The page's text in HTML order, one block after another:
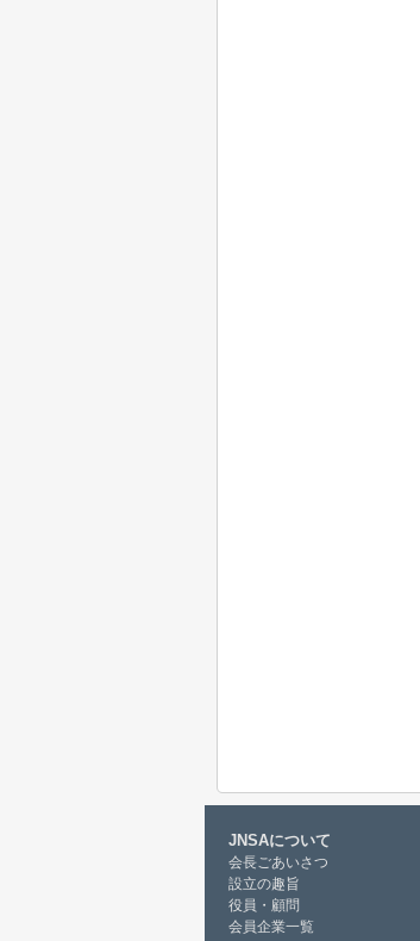
JNSAについて
会長ごあいさつ
設立の趣旨
役員・顧問
会員企業一覧